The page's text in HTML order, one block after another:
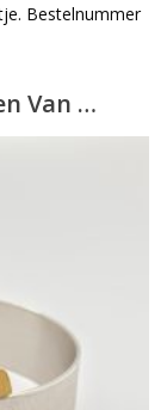
Bestelnummer
Van …